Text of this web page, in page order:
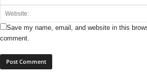
Save my name, email, and website in this
comment.